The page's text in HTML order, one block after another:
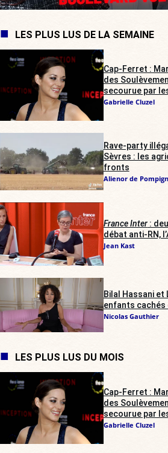
LES PLUS LUS DE LA SEMAINE
Cap-Ferret :
des
secourue par
Gabrielle Cluzel
Rave-party
Sèvres : les
fronts
Alienor de
France Inter:
débat anti-RN,
Jean Kast
Bilal Hassani et
enfants cachés
Nicolas Gauthier
LES PLUS LUS DU MOIS
Cap-Ferret :
des
secourue par
Gabrielle Cluzel